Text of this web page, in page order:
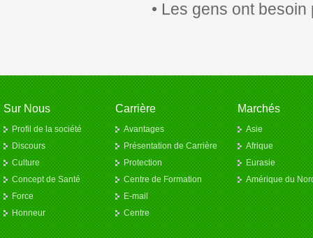
• Les gens ont
Sur Nous
Profil de la société
Discours
Culture
Concept de Santé
Force
Honneur
Carrière
Avantages
Présentation de Carrière
Protection
Centre de Formation
E-mail
Centre
Marchés
Asie
Afrique
Eurasie
Amérique du